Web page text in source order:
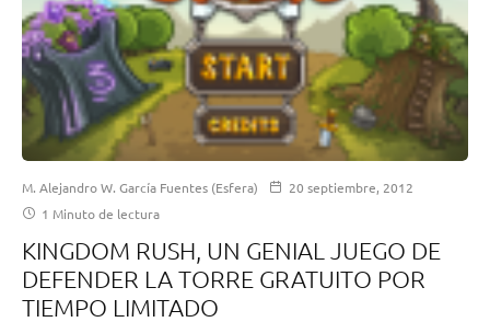
M. Alejandro W. García Fuentes (Esfera)
20 septiembre, 2012
1 Minuto de lectura
KINGDOM RUSH, UN GENIAL JUEGO DE
DEFENDER LA TORRE GRATUITO POR
TIEMPO LIMITADO